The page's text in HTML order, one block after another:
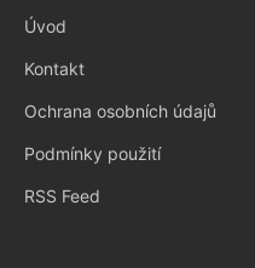
Úvod
Kontakt
Ochrana osobních údajů
Podmínky použití
RSS Feed